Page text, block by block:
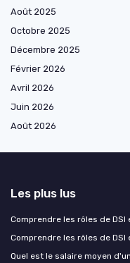
Août 2025
Octobre 2025
Décembre 2025
Février 2026
Avril 2026
Juin 2026
Août 2026
Les plus lus
Comprendre les rôles de DSI
Comprendre les rôles de
Quel est le salaire moyen